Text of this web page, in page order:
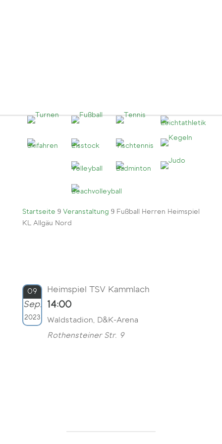
Startseite 9 Veranstaltung 9 Fußball Herren Heimspiel
KL Allgäu Nord
09
Sep.
2023
Heimspiel TSV Kammlach
14:00
Waldstadion, D&K-Arena
Rothensteiner Str. 9